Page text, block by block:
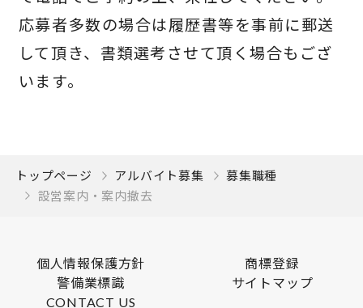
応募者多数の場合は履歴書等を事前に郵送
して頂き、書類選考させて頂く場合もござ
います。
トップページ アルバイト募集
募集職種
設営案内・案内撤去
個人情報保護方針
商標登録
警備業標識
サイトマップ
CONTACT US